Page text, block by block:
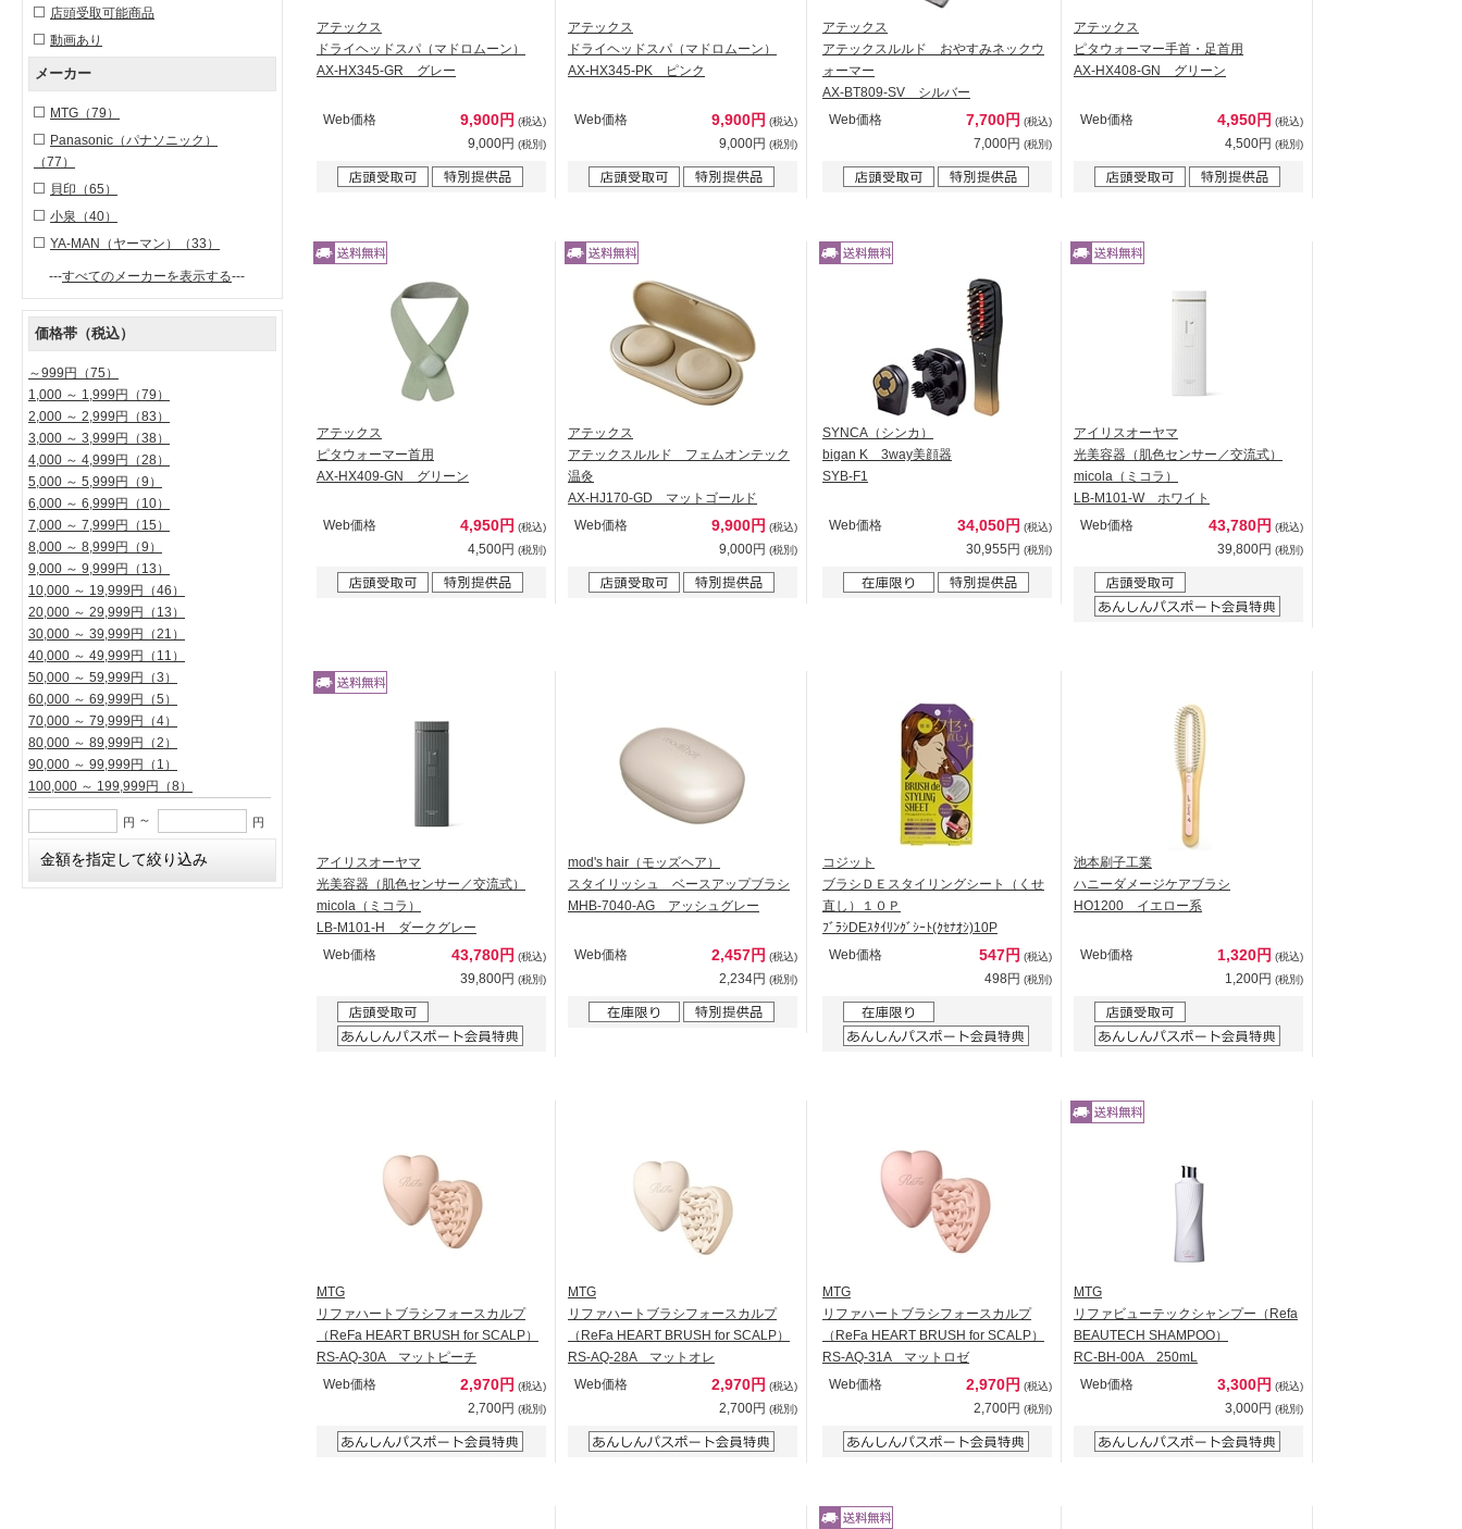
店頭受取可能商品
動画あり
メーカー
MTG （79）
Panasonic（パナソニック）
（77）
貝印 （65）
小泉 （40）
YA-MAN（ヤーマン）
（33）
---すべてのメーカーを表示する---
価格帯（税込）
～999円
（75）
1,000 ～ 1,999円
（79）
2,000 ～ 2,999円
（83）
3,000 ～ 3,999円
（38）
4,000 ～ 4,999円
（28）
5,000 ～ 5,999円
（9）
6,000 ～ 6,999円
（10）
7,000 ～ 7,999円
（15）
8,000 ～ 8,999円
（9）
9,000 ～ 9,999円
（13）
10,000 ～ 19,999円
（46）
20,000 ～ 29,999円
（13）
30,000 ～ 39,999円
（21）
40,000 ～ 49,999円
（11）
50,000 ～ 59,999円
（3）
60,000 ～ 69,999円
（5）
70,000 ～ 79,999円
（4）
80,000 ～ 89,999円
（2）
90,000 ～ 99,999円
（1）
100,000 ～ 199,999円
（8）
円 ～ 円
アテックス
ドライヘッドスパ（マドロムーン）
AX-HX345-GR グレー
Web価格 9,900円 (税込)
9,000円 (税別)
アテックス
ドライヘッドスパ（マドロムーン）
AX-HX345-PK ピンク
Web価格 9,900円 (税込)
9,000円 (税別)
アテックス
アテックスルルド おやすみネックウ
ォーマー
AX-BT809-SV シルバー
Web価格
7,700円 (税込)
7,000円 (税別)
アテックス
ピタウォーマー手首・足首用
AX-HX408-GN グリーン
Web価格 4,950円 (税込)
4,500円 (税別)
アテックス
ピタウォーマー首用
AX-HX409-GN グリーン
Web価格 4,950円 (税込)
4,500円 (税別)
アテックス
アテックスルルド フェムオンテック
温灸
AX-HJ170-GD マットゴールド
Web価格
9,900円 (税込)
9,000円 (税別)
SYNCA（シンカ）
bigan K 3way美顔器
SYB-F1
Web価格 34,050円 (税込)
30,955円 (税別)
アイリスオーヤマ
光美容器（肌色センサー／交流式）
micola（ミコラ）
LB-M101-W ホワイト
Web価格
43,780円 (税込)
39,800円 (税別)
アイリスオーヤマ
光美容器（肌色センサー／交流式）
micola（ミコラ）
LB-M101-H ダークグレー
Web価格
43,780円 (税込)
39,800円 (税別)
mod's hair（モッズヘア）
スタイリッシュ ベースアップブラシ
MHB-7040-AG アッシュグレー
Web価格 2,457円 (税込)
2,234円 (税別)
コジット
ブラシＤＥスタイリングシート（くせ
直し）１０Ｐ
ﾌﾞﾗｼDEｽﾀｲﾘﾝｸﾞｼｰﾄ(ｸｾﾅｵｼ)10P
Web価格
547円 (税込)
498円 (税別)
池本刷子工業
ハニーダメージケアブラシ
HO1200 イエロー系
Web価格 1,320円 (税込)
1,200円 (税別)
MTG
リファハートブラシフォースカルプ
（ReFa HEART BRUSH for SCALP）
RS-AQ-30A マットピーチ
Web価格
2,970円 (税込)
2,700円 (税別)
MTG
リファハートブラシフォースカルプ
（ReFa HEART BRUSH for SCALP）
RS-AQ-28A マットオレ
Web価格
2,970円 (税込)
2,700円 (税別)
MTG
リファハートブラシフォースカルプ
（ReFa HEART BRUSH for SCALP）
RS-AQ-31A マットロゼ
Web価格
2,970円 (税込)
2,700円 (税別)
MTG
リファビューテックシャンプー（Refa
BEAUTECH SHAMPOO）
RC-BH-00A 250mL
Web価格
3,300円 (税込)
3,000円 (税別)